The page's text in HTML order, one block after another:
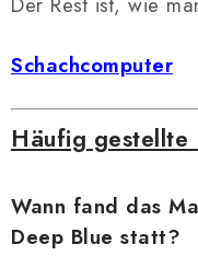
Schachcomputer
Häufig gestellte
Wann fand das
Deep Blue statt?